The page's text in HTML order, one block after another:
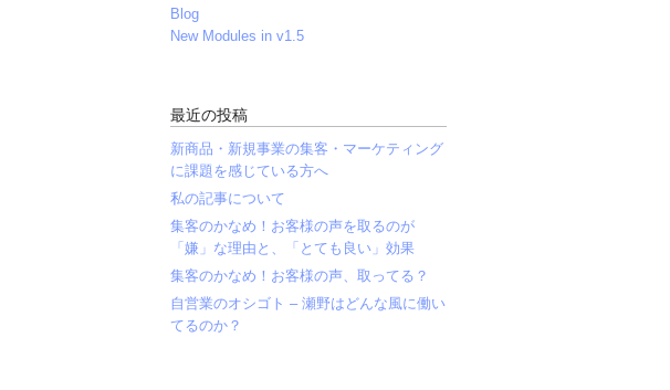
Blog
New Modules in v1.5
最近の投稿
新商品・新規事業の集客・マーケティング
に課題を感じている方へ
私の記事について
集客のかなめ！お客様の声を取るのが
「嫌」な理由と、「とても良い」効果
集客のかなめ！お客様の声、取ってる？
自営業のオシゴト – 瀬野はどんな風に働い
てるのか？